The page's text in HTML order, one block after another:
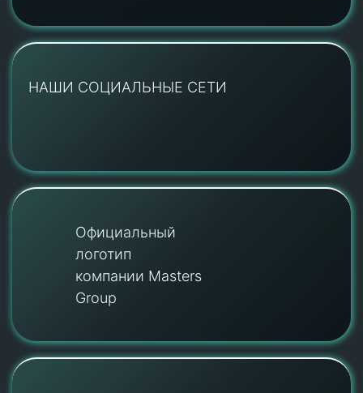
НАШИ СОЦИАЛЬНЫЕ СЕТИ
Официальный
логотип
компании Masters
Group